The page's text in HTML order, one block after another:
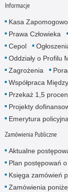
Informacje
Kasa
Prawa Człowieka
Cepol
Oddziały o Profilu
Zagrożenia
Współpraca
Przekaż 1,5
Projekty
Emerytura
Zamówienia Publiczne
Aktualne
Plan postępowań
Księga zamówień
Zamówienia